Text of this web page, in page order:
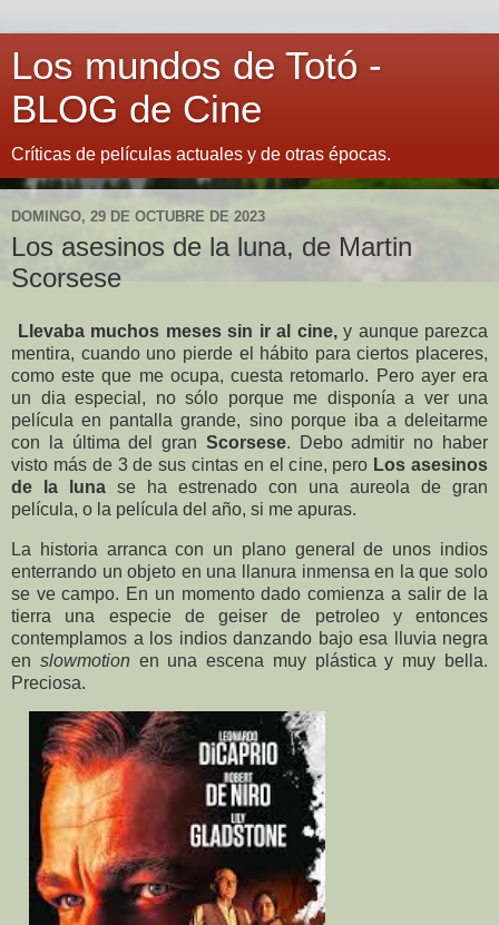
Los mundos de Totó -
BLOG de Cine
Críticas de películas actuales y de otras épocas.
DOMINGO, 29 DE OCTUBRE DE 2023
Los asesinos de la luna, de Martin
Scorsese
Llevaba muchos meses sin ir al cine,y aunque parezca
mentira, cuando uno pierde el hábito para ciertos placeres,
como este que me ocupa, cuesta retomarlo. Pero ayer era
un dia especial, no sólo porque me disponía a ver una
película en pantalla grande, sino porque iba a deleitarme
con la última del gran Scorsese. Debo admitir no haber
visto más de 3 de sus cintas en el cine, pero Los asesinos
de la luna se ha estrenado con una aureola de gran
película, o la película del año, si me apuras.
La historia arranca con un plano general de unos indios
enterrando un objeto en una llanura inmensa en la que solo
se ve campo. En un momento dado comienza a salir de la
tierra una especie de geiser de petroleo y entonces
contemplamos a los indios danzando bajo esa lluvia negra
en slowmotionen una escena muy plástica y muy bella.
Preciosa.